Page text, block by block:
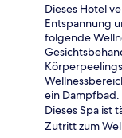
Dieses Hotel
Entspannung
folgende
ein Dampfbad.
Dieses Spa ist
Zutritt zum